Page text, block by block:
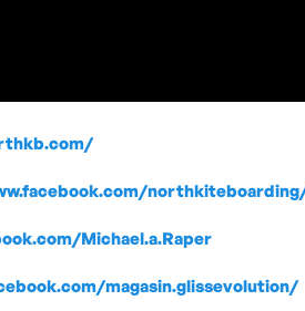
Michael.a.Raper
magasin.glissevolution/